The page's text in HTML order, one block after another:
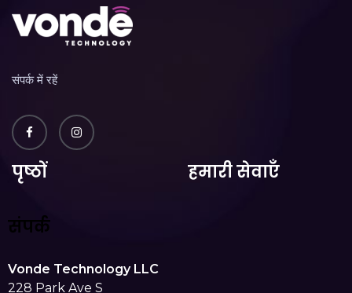
संपर्क में रहें
पृष्ठों हमारी सेवाएँ
संपर्क
Vonde Technology LLC
228 Park Ave S